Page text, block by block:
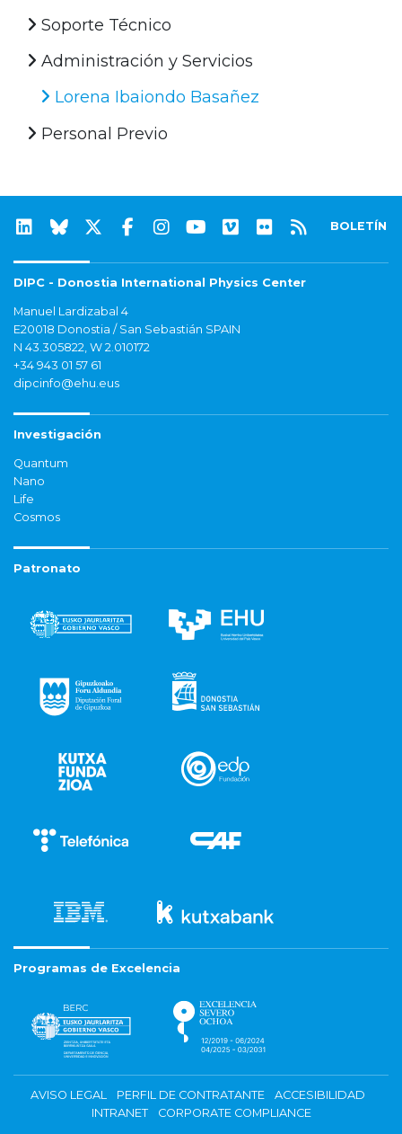
Soporte Técnico
Administración y Servicios
Lorena Ibaiondo Basañez
Personal Previo
BOLETÍN
DIPC - Donostia International Physics Center
Manuel Lardizabal 4
E20018 Donostia / San Sebastián SPAIN
N 43.305822, W 2.010172
+34 943 01 57 61
dipcinfo@ehu.eus
Investigación
Quantum
Nano
Life
Cosmos
Patronato
Programas de Excelencia
AVISO LEGAL PERFIL DE CONTRATANTE
ACCESIBILIDAD
INTRANET
CORPORATE COMPLIANCE